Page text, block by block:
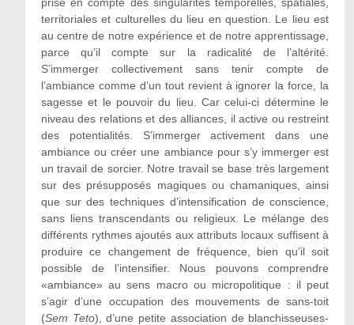
territoriales et culturelles du lieu en question. Le lieu est
au centre de notre expérience et de notre apprentissage,
parce qu’il compte sur la radicalité de l’altérité.
S’immerger collectivement sans tenir compte de
l’ambiance comme d’un tout revient à ignorer la force, la
sagesse et le pouvoir du lieu. Car celui-ci détermine le
niveau des relations et des alliances, il active ou restreint
des potentialités. S’immerger activement dans une
ambiance ou créer une ambiance pour s’y immerger est
un travail de sorcier. Notre travail se base très largement
sur des présupposés magiques ou chamaniques, ainsi
que sur des techniques d’intensification de conscience,
sans liens transcendants ou religieux. Le mélange des
différents rythmes ajoutés aux attributs locaux suffisent à
produire ce changement de fréquence, bien qu’il soit
possible de l’intensifier. Nous pouvons comprendre
«ambiance» au sens macro ou micropolitique : il peut
s’agir d’une occupation des mouvements de sans-toit
(Sem Teto), d’une petite association de blanchisseuses-